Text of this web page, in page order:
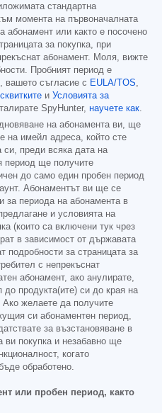
стандартна
момента на първоначалната
абонамент или както е посочено
за покупка, при
абонамент. Моля, вижте
Пробният период е
вашето съгласие с EULA/TOS
и Условията за
SpyHunter, научете как
на абонамента ви, ще
на имейл адреса, който сте
си, преди всяка дата на
период ще получите
до само един пробен период
Абонаментът ви ще се
за периода на абонамента в
и условията на
(които са включени тук чрез
в зависимост от държавата
подробности за страницата за
с непрекъснат
абонамент, ако анулирате,
продукта(ите) си до края на
Ако желаете да получите
си абонаментен период,
за възстановяване в
ви покупка и незабавно ще
когато
обработено.
или пробен период, както